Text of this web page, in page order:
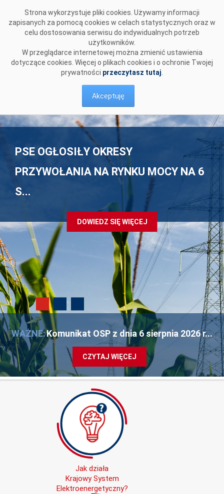
Strona wykorzystuje pliki cookies. Używamy informacji
zapisanych za pomocą cookies w celach statystycznych oraz w
celu dostosowania serwisu do indywidualnych potrzeb
użytkowników.
W przeglądarce internetowej można zmienić ustawienia
dotyczące cookies. Więcej o plikach cookies i o ochronie Twojej
prywatności przeczytasz tutaj
Akceptuję
PSE OGŁOSIŁY OKRESY
PRZYWOŁANIA NA RYNKU MOCY NA 6
S...
DOWIEDZ SIĘ WIĘCEJ
KRAJOWY SYSTEM
ELEKTROENERGETYCZNY GOTOWY NA
FALĘ UP...
DOWIEDZ SIĘ WIĘCEJ
MAPRE - PREZENTACJA I NAGRANIE
ZE SPOTKANIA
DOWIEDZ SIĘ WIĘCEJ
WAŻNE:Komunikat OSP z dnia 6 sierpnia 2026 r...
CZYTAJ WIĘCEJ
Jak działa
Krajowy System
Elektroenergetyczny?